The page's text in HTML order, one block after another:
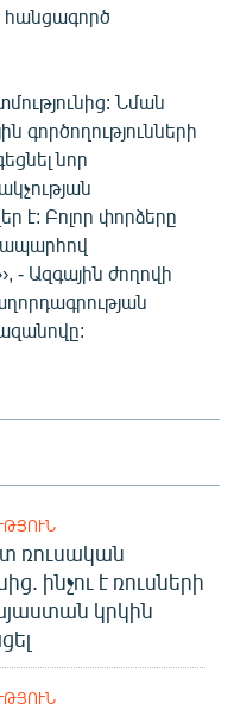
Նման
գործողությունների
նոր
է: Բոլոր փորձերը
Ազգային ժողովի
ռուսական
ինչու է ռուսների
կրկին